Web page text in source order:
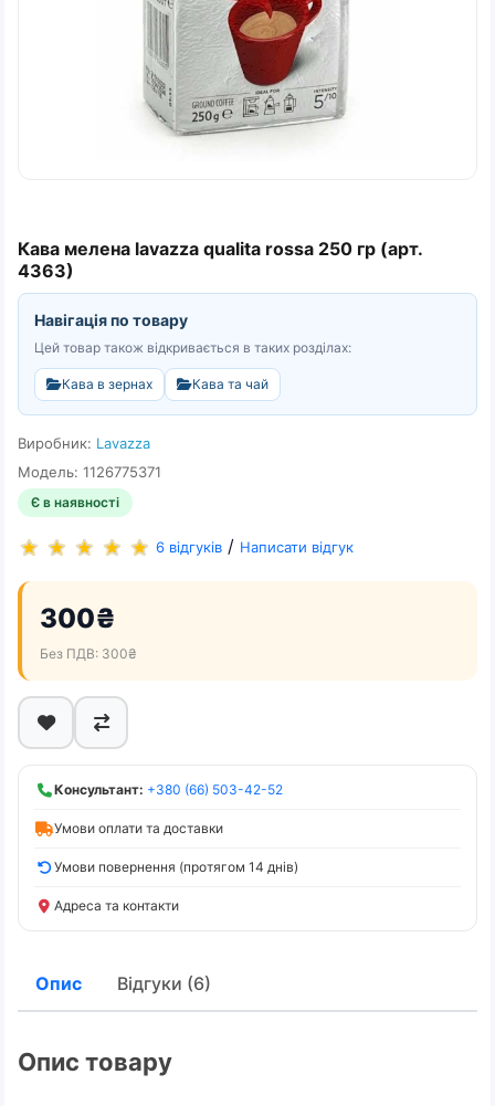
Кава мелена lavazza qualita rossa 250 гр (арт.
4363)
Навігація по товару
Цей товар також відкривається в таких розділах:
Кава в зернах Кава та чай
Виробник: Lavazza
Модель: 1126775371
Є в наявності
6 відгуків / Написати відгук
300₴
Без ПДВ: 300₴
Консультант: +380 (66) 503-42-52
Умови оплати та доставки
Умови повернення (протягом 14 днів)
Адреса та контакти
Опис Відгуки (6)
Опис товару